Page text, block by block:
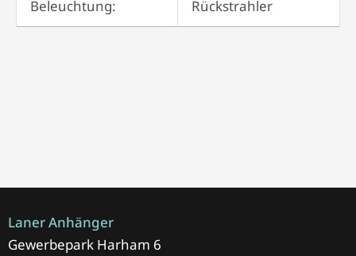
Beleuchtung: Rückstrahler
Laner Anhänger
Gewerbepark Harham 6